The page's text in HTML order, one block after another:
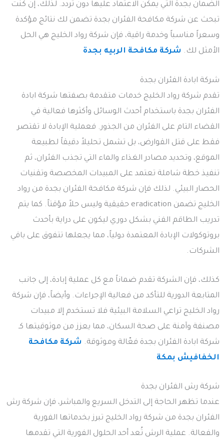
الضمان بجدة التي يمكن الاعتماد عليها دون تردد. لذلك، إن كنت
تبحث عن شركة مكافحة الفئران بجدة تضمن لك نتائج مؤكدة
وسعراً مناسباً وخدمة راقية، فإن شركة رواد الخليج هي الحل
الأمثل لك. شركة مكافحة الربيه بجدة
شركة ابادة الفئران بجدة
تقدم شركة رواد الخليج خدمات متقدمة بصفتها شركة ابادة
الفئران بجدة باستخدام أحدث الوسائل وأكثرها فعالية في
القضاء التام على الفئران من الجذور. فعملية الإبادة لا تقتصر
فقط على قتل القوارض، بل تشمل تحليلاً دقيقاً لطبيعة
الموقع، وتحديد مصادر الغذاء والماء التي تجذب الفئران، ثم
تنفيذ خطة شاملة تعتمد على المبيدات المخصصة وتقنيات
الحصار البيئي. لذلك فإن شركة مكافحة الفئران بجدة من رواد
الخليج تضمن eradication حقيقية وليس حلاً مؤقتاً. كما يتم
تدريب الطاقم الفني بشكل دوري ليكون على دراية بأحدث
بروتوكولات الإبادة المعتمدة دولياً، مما يجعلها تتفوق على باقي
الشركات.
كذلك، فإن الشركة تقدم ضماناً مع كل عملية إبادة، إلى جانب
المتابعة الدورية للتأكد من فعالية الإجراءات. وأيضاً، فإن شركة
رواد الخليج تراعي السلامة البيئية فلا تستخدم إلا مبيدات
مصنفة وآمنة على صحة السكان، مما يعزز من موثوقيتها كـ
شركة ابادة الفئران بجدة فعّالة وموثوقة. شركة مكافحة
الخفافيش بمكة
شركة رش الفئران بجدة
عندما تظهر الحاجة إلى التدخل السريع والمباشر، فإن شركة رش
الفئران بجدة من شركة رواد الخليج تبرز بخدماتها الفورية
والفعالة. عملية الرش تُعد أحد الحلول الفورية التي تقدمها